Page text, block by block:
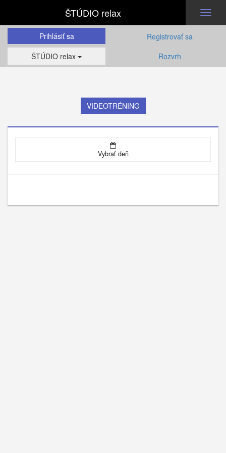
ŠTÚDIO relax
Prihlásiť sa
Registrovať sa
ŠTÚDIO relax
Rozvrh
VIDEOTRÉNING
Vybrať deň